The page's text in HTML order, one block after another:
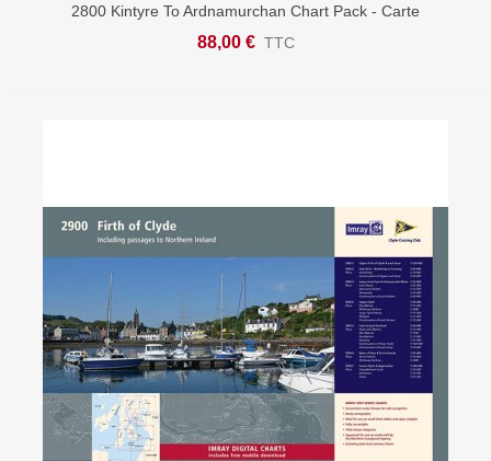
2800 Kintyre To Ardnamurchan Chart Pack - Carte
Marine Imray
88,00 € TTC